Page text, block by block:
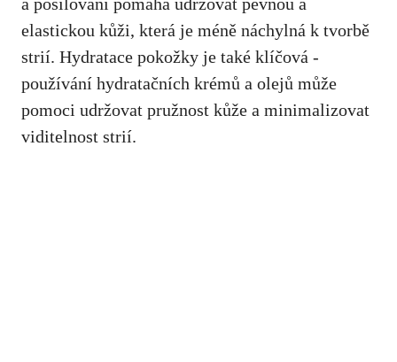
elastickou kůži, která je méně náchylná k tvorbě
strií.‍ Hydratace pokožky je také klíčová -⁣
používání hydratačních krémů a olejů může
pomoci udržovat pružnost kůže a minimalizovat
viditelnost strií. ⁢